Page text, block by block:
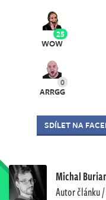
25
WOW
0
ARRGG
SDÍLET NA
Michal
Autor článku